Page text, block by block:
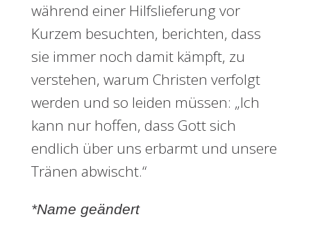
während einer Hilfslieferung vor
Kurzem besuchten, berichten, dass
sie immer noch damit kämpft, zu
verstehen, warum Christen verfolgt
werden und so leiden müssen: „Ich
kann nur hoffen, dass Gott sich
endlich über uns erbarmt und unsere
Tränen abwischt.“
*Name geändert